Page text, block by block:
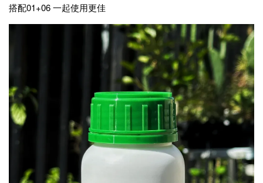
搭配01+06 一起使用更佳